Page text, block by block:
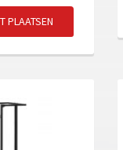
PLAATSEN